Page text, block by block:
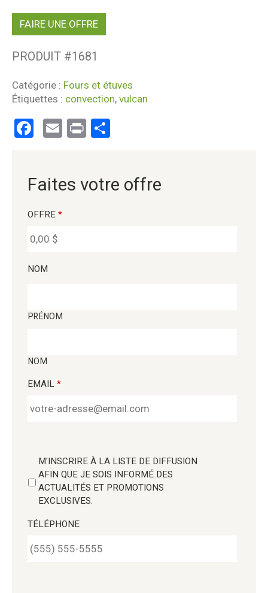
FAIRE UNE OFFRE
PRODUIT #1681
Catégorie : Fours et étuves
Étiquettes : convection, vulcan
Facebook
Email
Print
Faites votre offre
OFFRE *
NOM
PRÉNOM
NOM
EMAIL *
M'INSCRIRE À LA LISTE DE DIFFUSION
AFIN QUE JE SOIS INFORMÉ DES
ACTUALITÉS ET PROMOTIONS
EXCLUSIVES.
TÉLÉPHONE